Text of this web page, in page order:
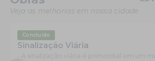
Veja as melhorias em nossa cidade
Concluído
Sinalização Viária